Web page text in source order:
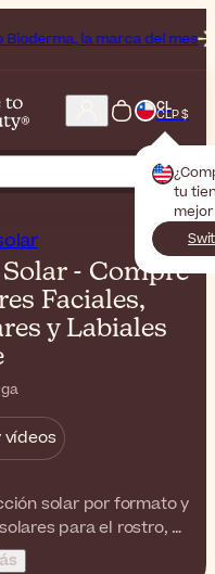
del mes Fin de semana
CL
CLP $
tu
- Compre
Faciales,
y Labiales
vídeos
solar por formato y
para el rostro, el
y más.